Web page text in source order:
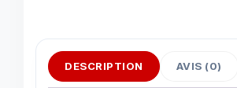
DESCRIPTION AVIS (0)